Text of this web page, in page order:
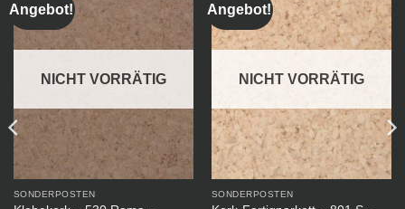
Angebot!
NICHT VORRÄTIG
SONDERPOSTEN
Angebot!
NICHT VORRÄTIG
SONDERPOSTEN